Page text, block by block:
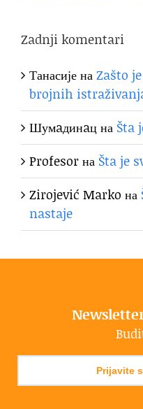
Zadnji komentari
ТанасијенаZašto
brojnih
Шумaдинaцна Šta
Profesorна Šta je
Zirojević Marko на
nastaje
Prijavite